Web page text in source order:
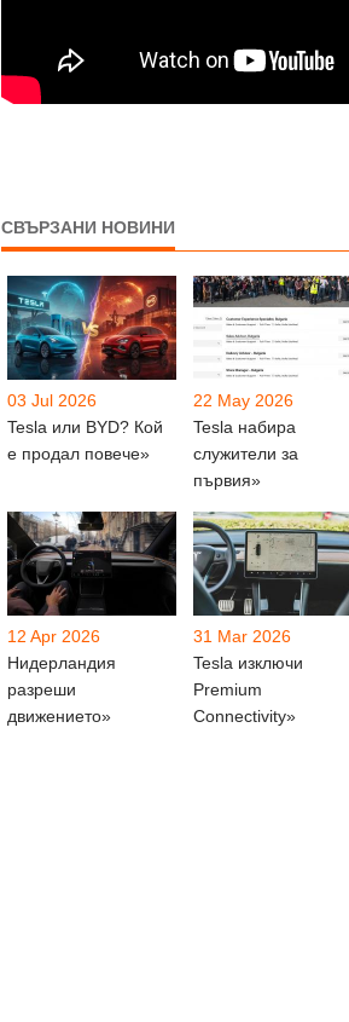
СВЪРЗАНИ НОВИНИ
03 Jul 2026
Tesla или BYD? Кой
е продал повече»
22 May 2026
Tesla набира
служители за
първия»
12 Apr 2026
Нидерландия
разреши
движението»
31 Mar 2026
Tesla изключи
Premium
Connectivity»